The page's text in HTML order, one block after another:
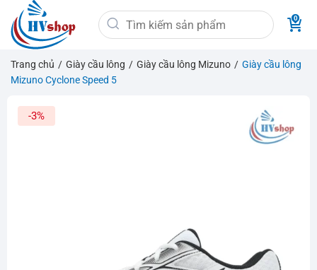
qua
nội
dung
Tìm
kiếm:
Trang chủ / Giày cầu lông / Giày cầu lông Mizuno / Giày cầu lông
Mizuno Cyclone Speed 5
-3%